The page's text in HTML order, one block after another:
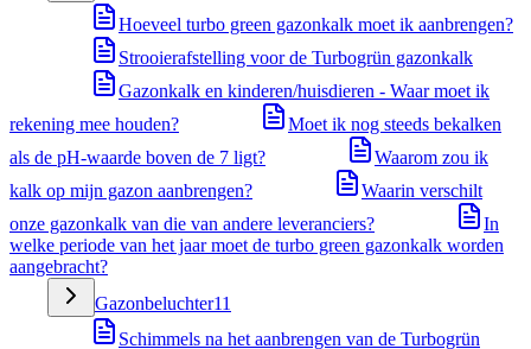
Hoeveel turbo green gazonkalk moet ik aanbrengen?
Strooierafstelling voor de Turbogrün gazonkalk
Gazonkalk en kinderen/huisdieren - Waar moet ik
rekening mee houden?
Moet ik nog steeds bekalken
als de pH-waarde boven de 7 ligt?
Waarom zou ik
kalk op mijn gazon aanbrengen?
Waarin verschilt
onze gazonkalk van die van andere leveranciers?
In
welke periode van het jaar moet de turbo green gazonkalk worden
aangebracht?
Gazonbeluchter11
Schimmels na het aanbrengen van de Turbogrün